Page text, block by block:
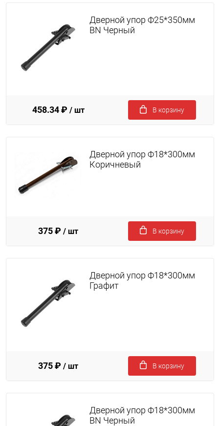
Дверной упор Ф25*350мм
BN Черный
458.34 ₽ / шт В корзину
Дверной упор Ф18*300мм
Коричневый
375 ₽ / шт В корзину
Дверной упор Ф18*300мм
Графит
375 ₽ / шт В корзину
Дверной упор Ф18*300мм
BN Черный